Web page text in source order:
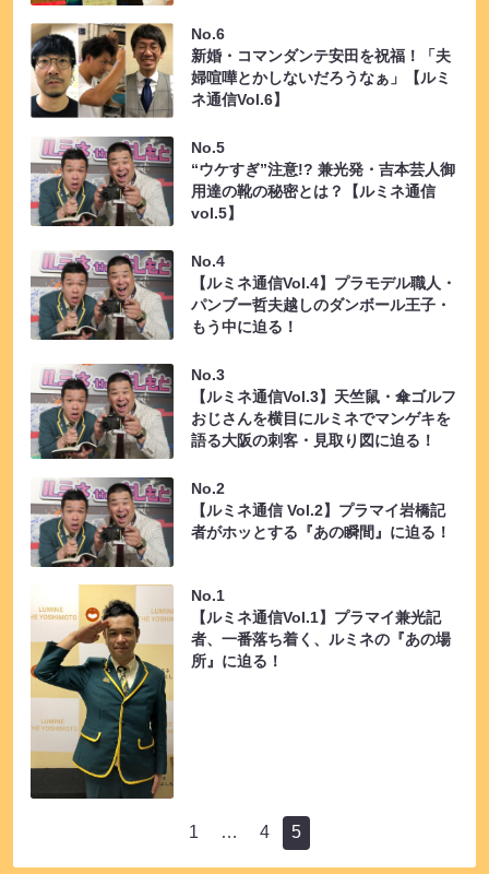
No.6
新婚・コマンダンテ安田を祝福！「夫
婦喧嘩とかしないだろうなぁ」【ルミ
ネ通信Vol.6】
No.5
“ウケすぎ”注意!? 兼光発・吉本芸人御
用達の靴の秘密とは？【ルミネ通信
vol.5】
No.4
【ルミネ通信Vol.4】プラモデル職人・
パンブー哲夫越しのダンボール王子・
もう中に迫る！
No.3
【ルミネ通信Vol.3】天竺鼠・傘ゴルフ
おじさんを横目にルミネでマンゲキを
語る大阪の刺客・見取り図に迫る！
No.2
【ルミネ通信 Vol.2】プラマイ岩橋記
者がホッとする『あの瞬間』に迫る！
No.1
【ルミネ通信Vol.1】プラマイ兼光記
者、一番落ち着く、ルミネの『あの場
所』に迫る！
1 … 4 5